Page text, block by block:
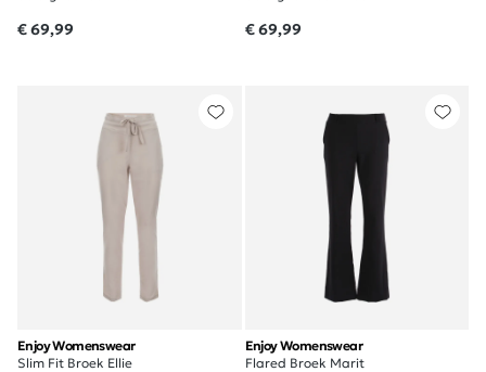
€ 69,99 € 69,99
Enjoy Womenswear
Slim Fit Broek Ellie
Enjoy Womenswear
Flared Broek Marit